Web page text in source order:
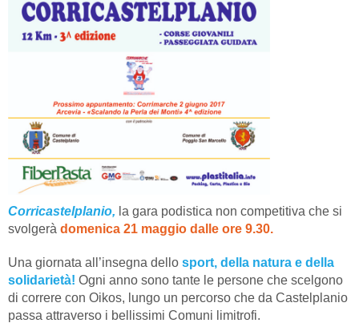
Corricastelplanio, la gara podistica non competitiva che si
svolgerà domenica 21 maggio dalle ore 9.30.
Una giornata all’insegna dello sport, della natura e della
solidarietà! Ogni anno sono tante le persone che scelgono
di correre con Oikos, lungo un percorso che da Castelplanio
passa attraverso i bellissimi Comuni limitrofi.